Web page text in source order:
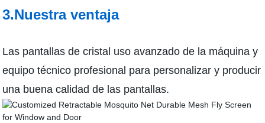
3.Nuestra ventaja
Las pantallas de cristal uso avanzado de la máquina y
equipo técnico profesional para personalizar y producir
una buena calidad de las pantallas.